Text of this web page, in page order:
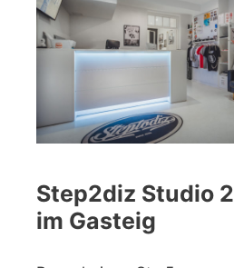
Step2diz Studio 2
im Gasteig